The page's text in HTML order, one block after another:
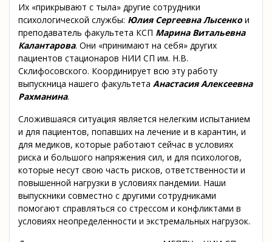
Их «прикрывают с тыла» другие сотрудники
психологической службы: Юлия Сергеевна Лысенкои
преподаватель факультета КСП Марина Витальевна
Калантарова. Они «принимают на себя» других
пациентов стационаров НИИ СП им. Н.В.
Склифосовского. Координирует всю эту работу
выпускница нашего факультета Анастасия Алексеевна
Рахманина.
Сложившаяся ситуация является нелегким испытанием
и для пациентов, попавших на лечение и в карантин, и
для медиков, которые работают сейчас в условиях
риска и большого напряжения сил, и для психологов,
которые несут свою часть рисков, ответственности и
повышенной нагрузки в условиях пандемии. Наши
выпускники совместно с другими сотрудниками
помогают справляться со стрессом и конфликтами в
условиях неопределенности и экстремальных нагрузок.